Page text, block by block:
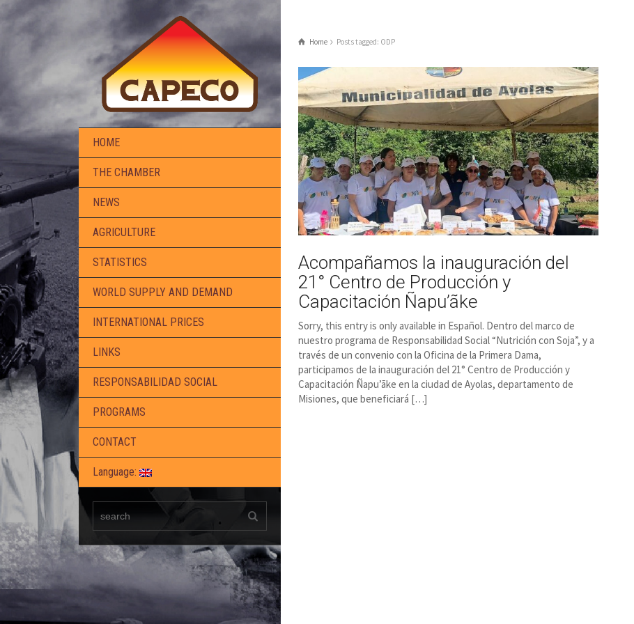
HOME
THE CHAMBER
NEWS
AGRICULTURE
STATISTICS
WORLD SUPPLY AND DEMAND
INTERNATIONAL PRICES
LINKS
RESPONSABILIDAD SOCIAL
PROGRAMS
CONTACT
Language:
Home Posts tagged: ODP
Acompañamos la inauguración del
21° Centro de Producción y
Capacitación Ñapu’ãke
Sorry, this entry is only available in Español. Dentro del marco de
nuestro programa de Responsabilidad Social “Nutrición con Soja”, y a
través de un convenio con la Oficina de la Primera Dama,
participamos de la inauguración del 21° Centro de Producción y
Capacitación Ñapu’ãke en la ciudad de Ayolas, departamento de
Misiones, que beneficiará […]